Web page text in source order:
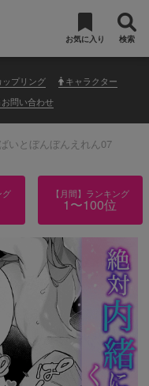
お気に入り 検索
ップリング
キャラクター
お問い合わせ
いとぼんぼんえれん07
グ 【月間】ランキング
1〜100位